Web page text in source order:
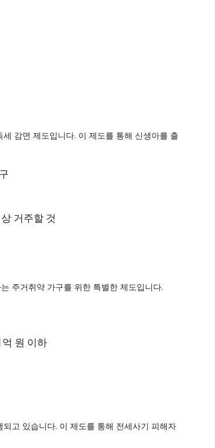
감면 제도입니다. 이 제도를 통해 신생아를 출
거주할 것
주거취약 가구를 위한 특별한 제도입니다.
원 이하
고 있습니다. 이 제도를 통해 전세사기 피해자